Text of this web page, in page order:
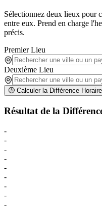
Sélectionnez deux lieux pour
entre eux. Prend en charge
précis.
Premier Lieu
Deuxième Lieu
Calculer la Différence Horaire
Résultat de la
-
-
-
-
-
-
-
-
-